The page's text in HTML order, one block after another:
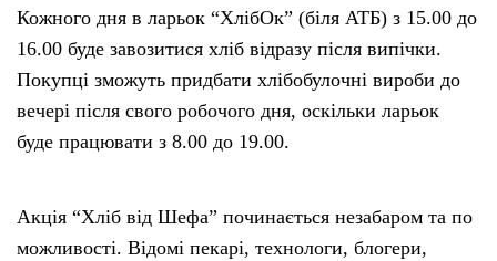
Кожного дня в ларьок “ХлібОк” (біля АТБ) з 15.00 до
16.00 буде завозитися хліб відразу після випічки.
Покупці зможуть придбати хлібобулочні вироби до
вечері після свого робочого дня, оскільки ларьок
буде працювати з 8.00 до 19.00.
Акція “Хліб від Шефа” починається незабаром та по
можливості. Відомі пекарі, технологи, блогери,